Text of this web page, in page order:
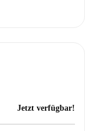
Jetzt verfügbar!